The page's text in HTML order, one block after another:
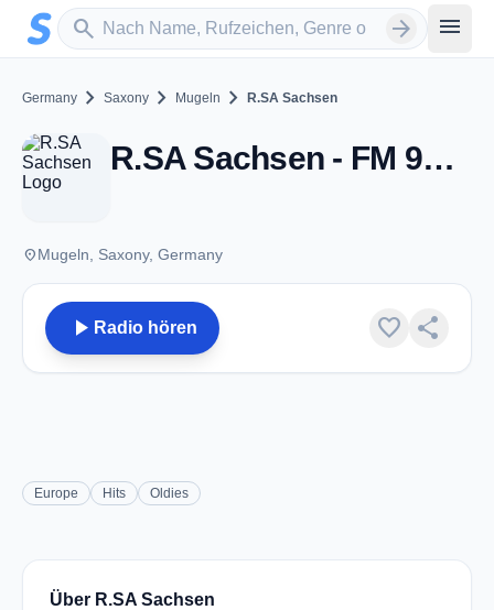
Zum Hauptinhalt springen
search
Sender suchen arrow_forward menu
Germany chevron_right Saxony chevron_right Mugeln chevron_right R.SA Sachsen
R.SA Sachsen - FM 91.2 - Mugeln
placeMugeln, Saxony, Germany
play_arrow Radio hören favorite share
Europe Hits Oldies
Über R.SA Sachsen